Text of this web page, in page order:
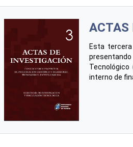
ACTAS
Esta
Tecnológico
interno de